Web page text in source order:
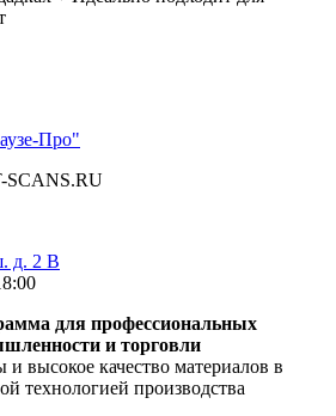
Про"
SCANS.RU
д. 2 В
для профессиональных
и торговли
высокое качество материалов в
технологией производства